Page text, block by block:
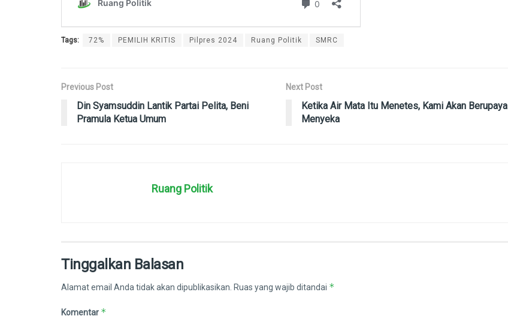
Tags: 72% PEMILIH KRITIS Pilpres 2024 Ruang Politik SMRC
Previous Post
Din Syamsuddin Lantik Partai Pelita, Beni
Pramula Ketua Umum
Next Post
Ketika Air Mata Itu Menetes, Kami Akan Berupaya
Menyeka
Ruang Politik
Tinggalkan Balasan
Alamat email Anda tidak akan dipublikasikan. Ruas yang wajib ditandai *
Komentar *